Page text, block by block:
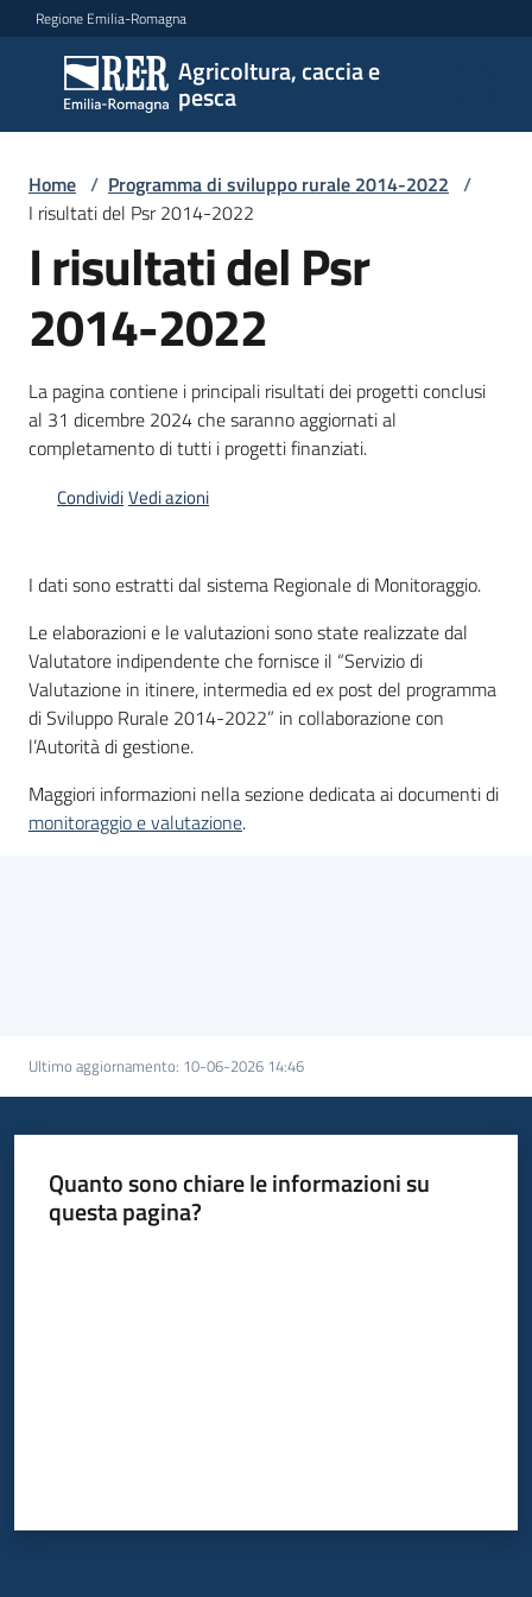
Vai al contenuto
Vai alla navigazione
Vai al footer
Regione Emilia-Romagna
Agricoltura, caccia e
pesca
Agricoltura,
caccia e
pesca
Argomenti
Novità
Servizi
Leggi
Piani
programmi
progetti
Agricoltura
Home / Programma di sviluppo rurale 2014-2022 /
I risultati del Psr 2014-2022
I risultati del Psr
2014-2022
La pagina contiene i principali risultati dei progetti conclusi
al 31 dicembre 2024 che saranno aggiornati al
completamento di tutti i progetti finanziati.
CondividiVedi azioni
I dati sono estratti dal sistema Regionale di Monitoraggio.
Le elaborazioni e le valutazioni sono state realizzate dal
Valutatore indipendente che fornisce il “Servizio di
Valutazione in itinere, intermedia ed ex post del programma
di Sviluppo Rurale 2014-2022” in collaborazione con
l’Autorità di gestione.
Maggiori informazioni nella sezione dedicata ai documenti di
monitoraggio e valutazione.
Ultimo aggiornamento: 10-06-2026 14:46
Quanto sono chiare le informazioni su
questa pagina?